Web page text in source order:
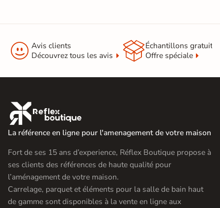
 Avis clients
Découvrez tous les avis
Échantillons gratuit
Offre spéciale

La référence en ligne pour l'amenagement de votre maison
Fort de ses 15 ans d’experience, Réflex Boutique propose à
ses clients des références de haute qualité pour
l’aménagement de votre maison.
Carrelage, parquet et éléments pour la salle de bain haut
de gamme sont disponibles à la vente en ligne aux